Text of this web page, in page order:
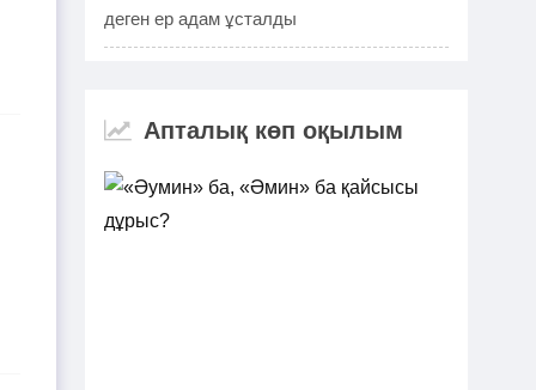
деген ер адам ұсталды
03-08-2026
Шымкентте мефедронның
ұсталды
Апталық көп оқылым